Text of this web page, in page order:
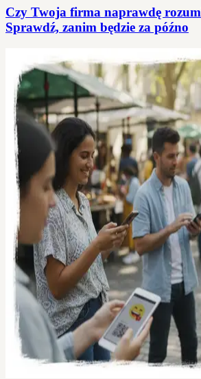
Czy Twoja firma naprawdę
Sprawdź, zanim będzie za późno